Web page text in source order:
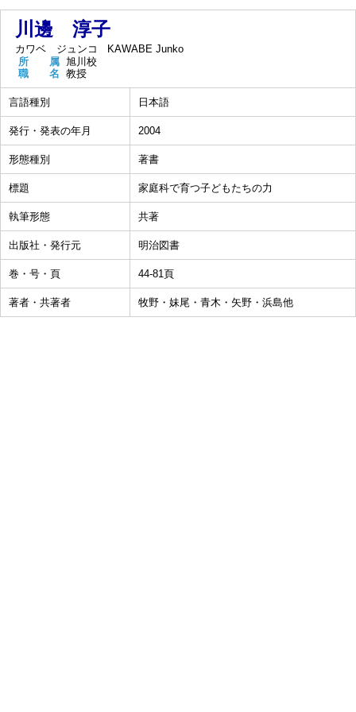
川邊 淳子
カワベ ジュンコ
KAWABE Junko
所 属 旭川校
職 名 教授
言語種別 日本語
発行・発表の年月 2004
形態種別 著書
標題 家庭科で育つ子どもたちの力
執筆形態 共著
出版社・発行元 明治図書
巻・号・頁 44-81頁
著者・共著者 牧野・妹尾・青木・矢野・浜島他